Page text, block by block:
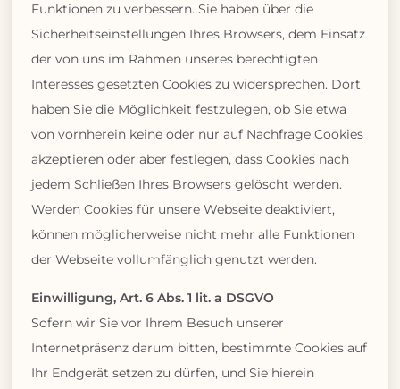
Funktionen zu verbessern. Sie haben über die
Sicherheitseinstellungen Ihres Browsers, dem Einsatz
der von uns im Rahmen unseres berechtigten
Interesses gesetzten Cookies zu widersprechen. Dort
haben Sie die Möglichkeit festzulegen, ob Sie etwa
von vornherein keine oder nur auf Nachfrage Cookies
akzeptieren oder aber festlegen, dass Cookies nach
jedem Schließen Ihres Browsers gelöscht werden.
Werden Cookies für unsere Webseite deaktiviert,
können möglicherweise nicht mehr alle Funktionen
der Webseite vollumfänglich genutzt werden.
Einwilligung, Art. 6 Abs. 1 lit. a DSGVO
Sofern wir Sie vor Ihrem Besuch unserer
Internetpräsenz darum bitten, bestimmte Cookies auf
Ihr Endgerät setzen zu dürfen, und Sie hierein